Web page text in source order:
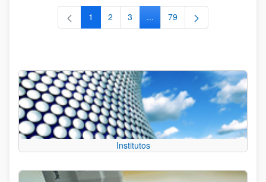
Página
1 Página
2 Página
3 ...Páginas intermedias Use TAB
Página
79
Institutos